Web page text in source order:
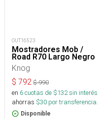
OUT16523
Mostradores Mob /
Road R70 Largo Negro
Knog
$ 792 $990
en 6cuotas de $132sin interés
ahorras $30 por transferencia.
Disponible